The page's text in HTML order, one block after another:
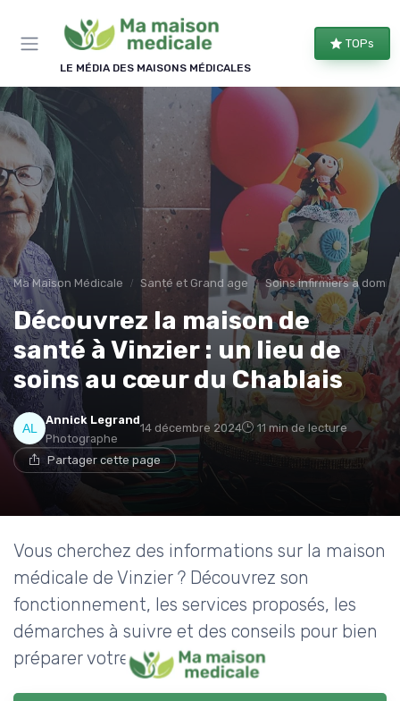
LE MÉDIA DES MAISONS MÉDICALES
TOPs
Ma Maison Médicale Santé et Grand age Soins infirmiers à
Découvrez la maison de
santé à Vinzier : un lieu de
soins au cœur du Chablais
Annick Legrand
Photographe
14 décembre 2024 11 min de lecture
Partager cette page
Vous cherchez des informations sur la maison
médicale de Vinzier ? Découvrez son
fonctionnement, les services proposés, les
démarches à suivre et des conseils pour bien
préparer votre visite.